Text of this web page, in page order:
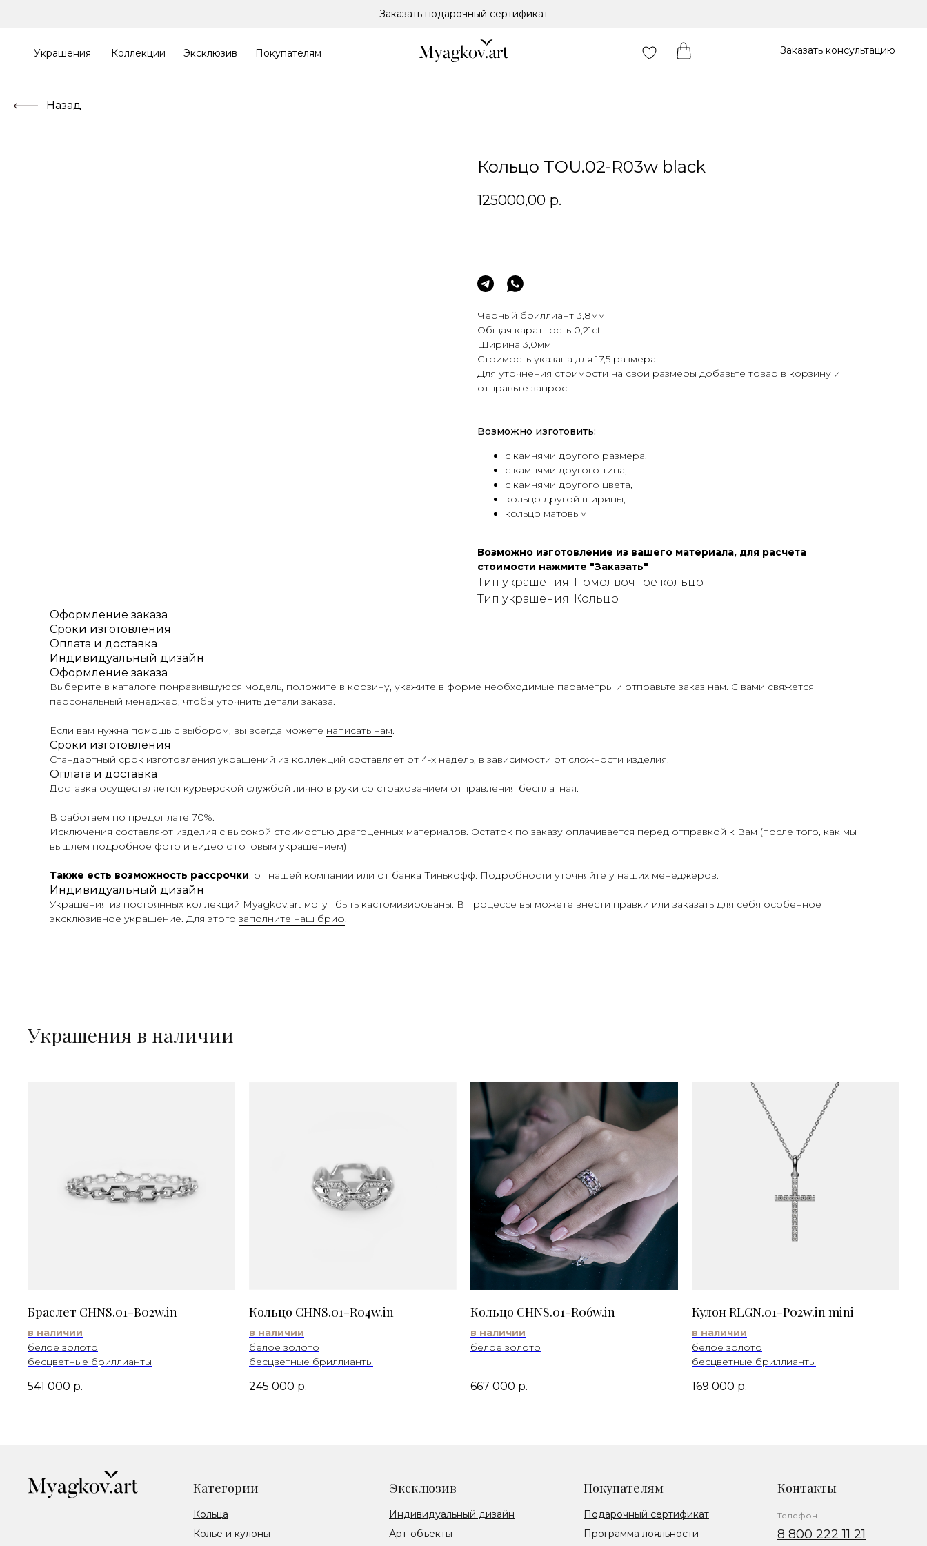
Заказать консультацию
Заказать подарочный сертификат
Покупателям
Коллекции Эксклюзив
Украшения
Назад
Кольцо TOU.02-R03w black
125000,00 р.
Черный бриллиант 3,8мм
Общая каратность 0,21ct
Ширина 3,0мм
Стоимость указана для 17,5 размера.
Для уточнения стоимости на свои размеры добавьте товар в корзину и
отправьте запрос.
Возможно изготовить:
с камнями другого размера,
с камнями другого типа,
с камнями другого цвета,
кольцо другой ширины,
кольцо матовым
Возможно изготовление из вашего материала, для расчета
стоимости нажмите "Заказать"
Тип украшения: Помолвочное кольцо
Тип украшения: Кольцо
Оформление заказа
Сроки изготовления
Оплата и доставка
Индивидуальный дизайн
Оформление заказа
Выберите в каталоге понравившуюся модель, положите в корзину, укажите в форме необходимые параметры и отправьте заказ нам. С вами свяжется
персональный менеджер, чтобы уточнить детали заказа.
Если вам нужна помощь с выбором, вы всегда можете написать нам.
Сроки изготовления
Стандартный срок изготовления украшений из коллекций составляет от 4-х недель, в зависимости от сложности изделия.
Оплата и доставка
Доставка осуществляется курьерской службой лично в руки со страхованием отправления бесплатная.
В работаем по предоплате 70%.
Исключения составляют изделия с высокой стоимостью драгоценных материалов. Остаток по заказу оплачивается перед отправкой к Вам (после того, как мы
вышлем подробное фото и видео с готовым украшением)
Также есть возможность рассрочки: от нашей компании или от банка Тинькофф. Подробности уточняйте у наших менеджеров.
Индивидуальный дизайн
Украшения из постоянных коллекций Myagkov.art могут быть кастомизированы. В процессе вы можете внести правки или заказать для себя особенное
эксклюзивное украшение. Для этого заполните наш бриф.
Украшения в наличии
Браслет CHNS.01-B02w.in
в наличии
белое золото
бесцветные бриллианты
541 000 р.
Кольцо CHNS.01-R04w.in
в наличии
белое золото
бесцветные бриллианты
245 000 р.
Кольцо CHNS.01-R06w.in
в наличии
белое золото
667 000 р.
Кулон RLGN.01-P02w.in mini
в наличии
белое золото
бесцветные бриллианты
169 000 р.
Контакты
Покупателям
Эксклюзив
Категории
Телефон
Подарочный сертификат
Арт-объекты
Индивидуальный дизайн
Колье и кулоны
Кольца
8 800 222 11 21
Программа лояльности